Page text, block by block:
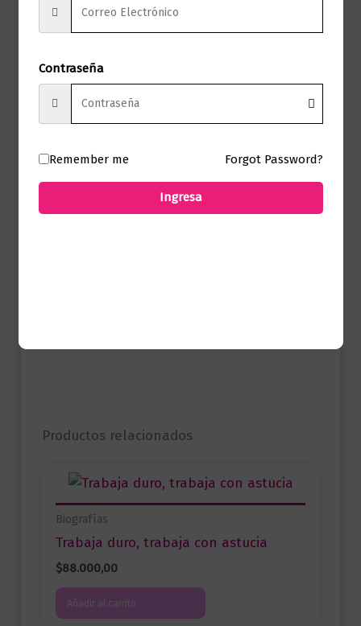
Sello
Presentación Tapa Blanda
Productos relacionados
Biografías
Trabaja duro, trabaja con astucia
$88.000,00
Añadir al carrito
Contraseña
Remember me Forgot Password?
Ingresa